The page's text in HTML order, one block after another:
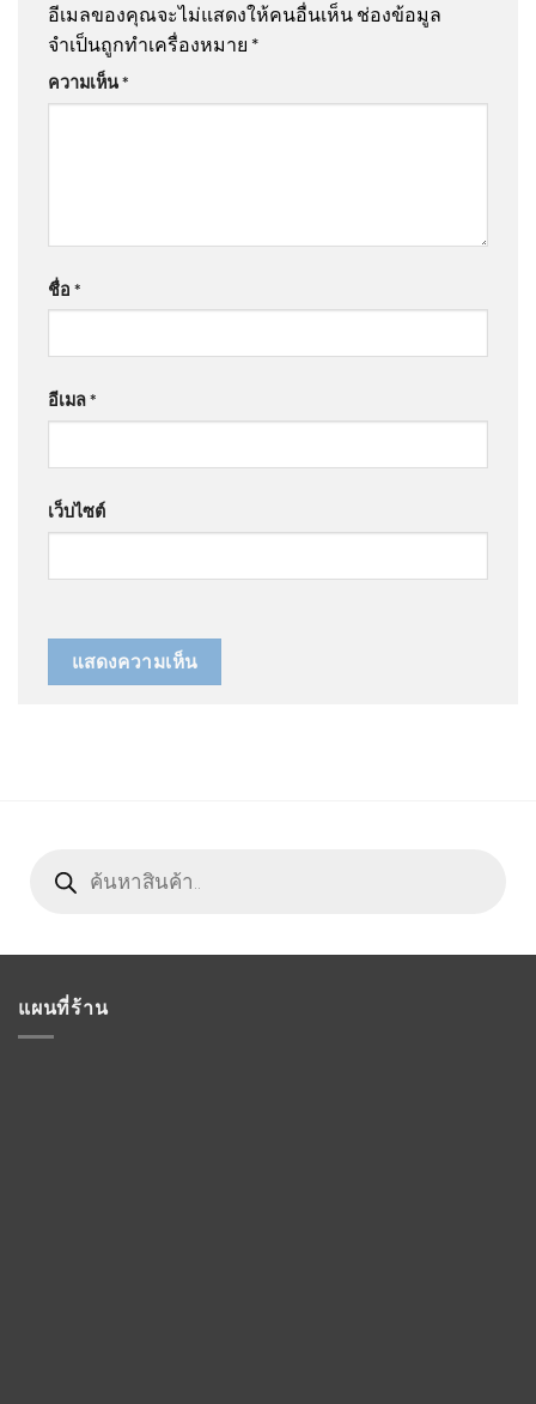
อีเมลของคุณจะไม่แสดงให้คนอื่นเห็น ช่องข้อมูล
จำเป็นถูกทำเครื่องหมาย *
ความเห็น*
ชื่อ *
อีเมล*
เว็บไซต์
search
แผนที่ร้าน